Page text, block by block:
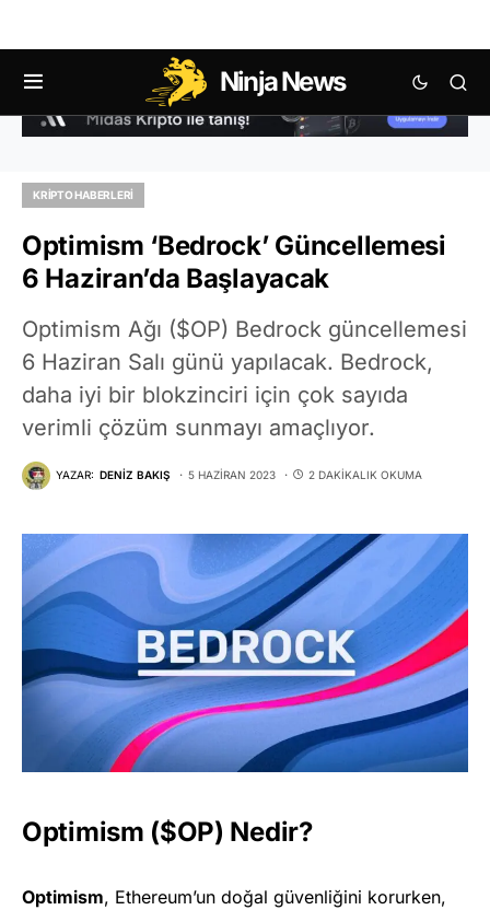
Ninja News
KRIPTO HABERLERI
Optimism ‘Bedrock’ Güncellemesi
6 Haziran’da Başlayacak
Optimism Ağı ($OP) Bedrock güncellemesi
6 Haziran Salı günü yapılacak. Bedrock,
daha iyi bir blokzinciri için çok sayıda
verimli çözüm sunmayı amaçlıyor.
YAZAR: DENIZ BAKIŞ 5 HAZIRAN 2023 2 DAKIKALIK OKUMA
Optimism ($OP) Nedir?
Optimism, Ethereum’un doğal güvenliğini korurken,